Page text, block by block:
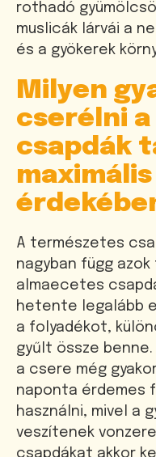
rothadó
muslicák lárvái a
és a gyökerek
Milyen
cserélni
csapdák
A természetes
nagyban függ
almaecetes
hetente legalább
a folyadékot,
gyűlt össze benne.
a csere még
naponta érdemes
használni, mivel a
veszítenek